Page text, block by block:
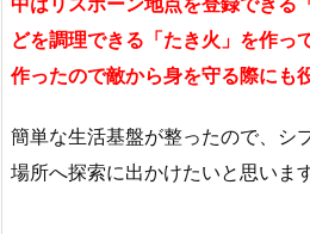
どを調理できる「たき火」を作っ
作ったので敵から身を守る際にも
簡単な生活基盤が整ったので、シ
場所へ探索に出かけたいと思いま